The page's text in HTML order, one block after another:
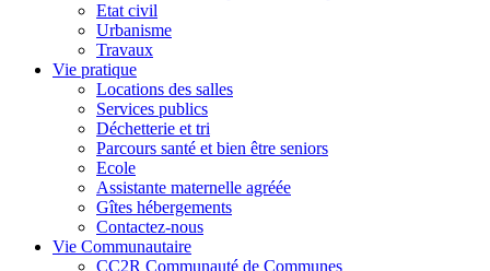
Etat civil
Urbanisme
Travaux
Vie pratique
Locations des salles
Services publics
Déchetterie et tri
Parcours santé et bien être seniors
Ecole
Assistante maternelle agréée
Gîtes hébergements
Contactez-nous
Vie Communautaire
CC2R Communauté de Communes